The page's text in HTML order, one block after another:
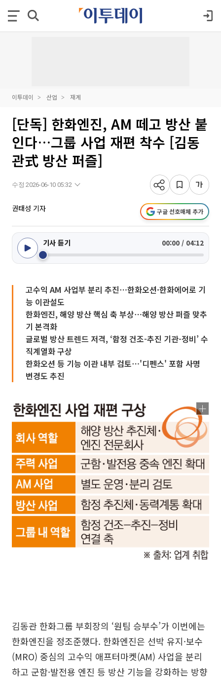
이투데이 산업 재계
[단독] 한화엔진, AM 떼고 방산 붙
인다…그룹 사업 재편 착수 [김동
관式 방산 퍼즐]
수정 2026-06-10 05:32
권태성 기자 구글 선호매체 추가
기사 듣기 00:00 / 04:12
고수익 AM 사업부 분리 추진⋯한화오션·한화에어로 기
능 이관설도
한화엔진, 해양 방산 핵심 축 부상⋯해양 방산 퍼즐 맞추
기 본격화
글로벌 방산 트렌드 저격, ‘함정 건조-추진 기관-정비’ 수
직계열화 구상
한화오션 등 기능 이관 내부 검토⋯'디펜스' 포함 사명
변경도 추진
김동관 한화그룹 부회장의 ‘원팀 승부수’가 이번에는
한화엔진을 정조준했다. 한화엔진은 선박 유지·보수
(MRO) 중심의 고수익 애프터마켓(AM) 사업을 분리
하고 군함·발전용 엔진 등 방산 기능을 강화하는 방향